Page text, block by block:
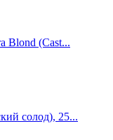
Blond (Cast...
солод), 25...